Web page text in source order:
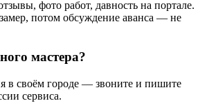
фото работ, давность на портале.
потом обсуждение аванса — не
мастера?
в своём городе — звоните и пишите
сервиса.